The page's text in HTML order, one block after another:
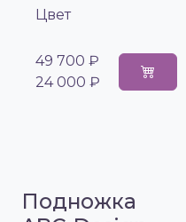
Цвет
49 700 ₽
24 000 ₽
Подножка